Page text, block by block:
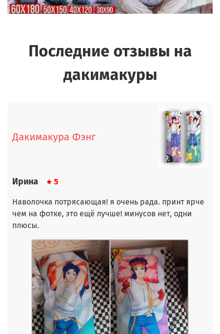
Последние отзывы на
дакимакуры
Дакимакура Фэнг
Ирина 5
Наволочка потрясающая! я очень рада. принт ярче
чем на фотке, это ещё лучше! минусов нет, одни
плюсы.